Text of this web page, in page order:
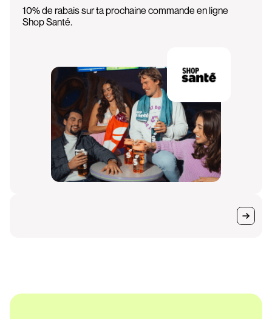
10% de rabais sur ta prochaine commande en ligne
Shop Santé.